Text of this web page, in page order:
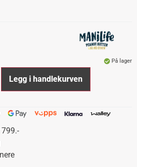
På lager
Legg i handlekurven